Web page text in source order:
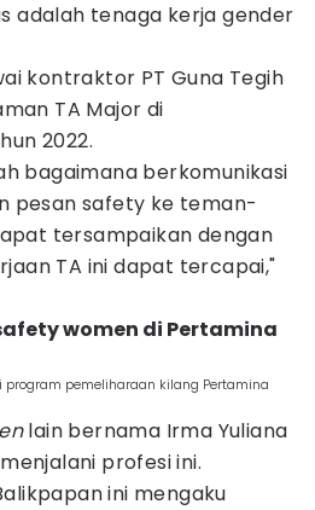
adalah tenaga kerja gender
kontraktor PT Guna Tegih
TA Major di
2022.
bagaimana berkomunikasi
pesan safety ke teman-
tersampaikan dengan
TA ini dapat tercapai,"
women di Pertamina
pemeliharaan kilang Pertamina
lain bernama Irma Yuliana
profesi ini.
ini mengaku